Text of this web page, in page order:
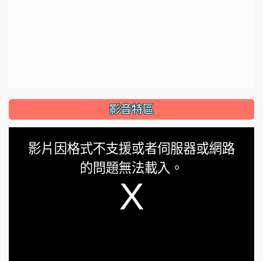
影音特區
影片因格式不支援或者伺服器或網路
的問題無法載入。